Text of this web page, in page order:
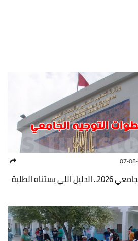
07-
التوجيه الجامعي 2026.. الدليل اللي يستناه الطلبة